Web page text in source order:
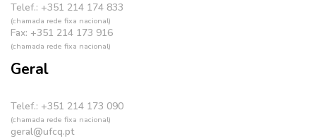
Telef.: +351 214 174 833
(chamada rede fixa nacional)
Fax: +351 214 173 916
(chamada rede fixa nacional)
Geral
Telef.: +351 214 173 090
(chamada rede fixa nacional)
geral@ufcq.pt